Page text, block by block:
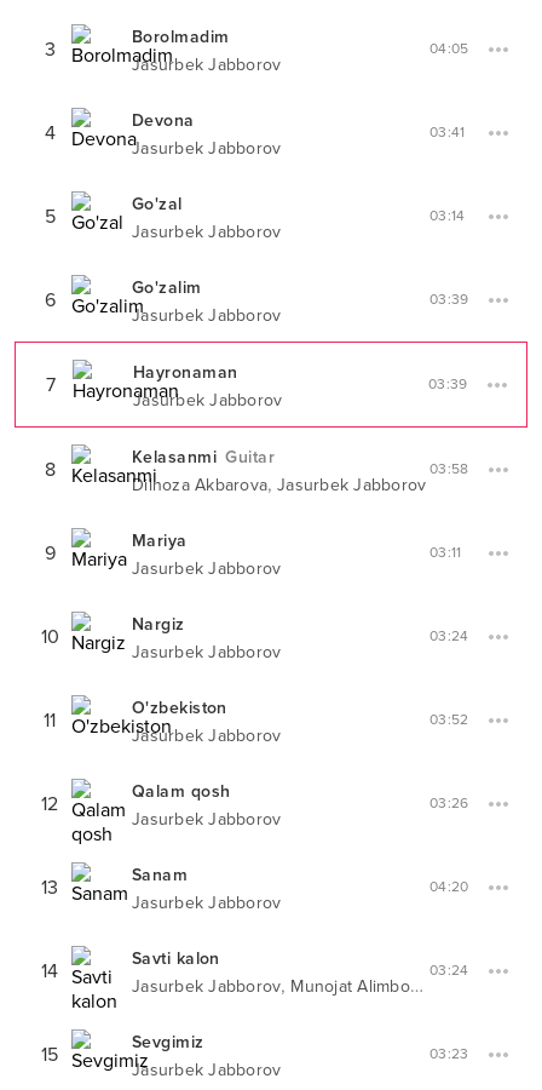
3
Borolmadim
Jasurbek Jabborov
04:05
4
Devona
Jasurbek Jabborov
03:41
5
Go'zal
Jasurbek Jabborov
03:14
6
Go'zalim
Jasurbek Jabborov
03:39
7
Hayronaman
Jasurbek Jabborov
03:39
8 Kelasanmi Guitar
Dilnoza Akbarova, Jasurbek Jabborov
03:58
9
Mariya
Jasurbek Jabborov
03:11
10
Nargiz
Jasurbek Jabborov
03:24
11
O'zbekiston
Jasurbek Jabborov
03:52
12
Qalam qosh
Jasurbek Jabborov
03:26
13
Sanam
Jasurbek Jabborov
04:20
14
Savti kalon
Jasurbek Jabborov, Munojat Alimboyeva
03:24
15
Sevgimiz
Jasurbek Jabborov
03:23